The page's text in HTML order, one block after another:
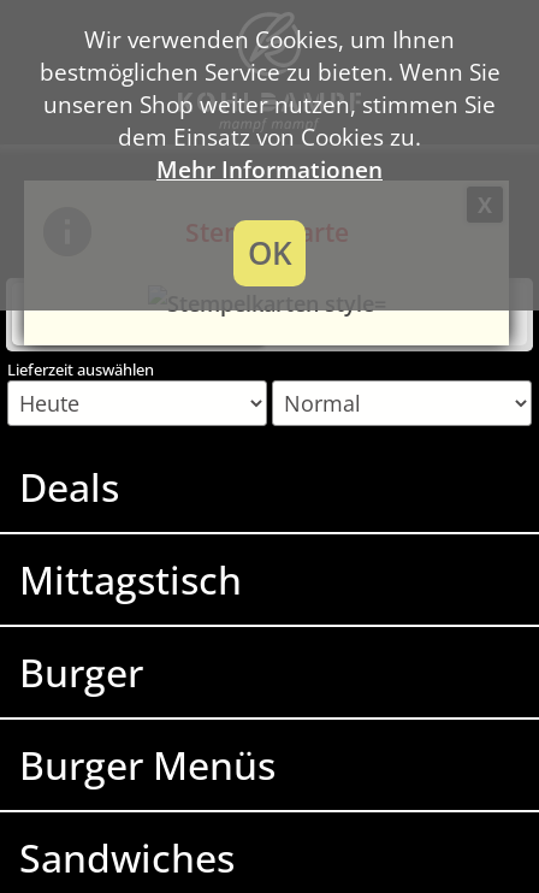
Kohldampf GmbH
Weidestr. 85, 22083 Hamburg
040/18073274
Lieferung Abholung
Lieferzeit auswählen
Deals
Mittagstisch
Burger
Burger Menüs
Sandwiches
X
Stempelkarte
Wir verwenden Cookies, um Ihnen
bestmöglichen Service zu bieten. Wenn Sie
unseren Shop weiter nutzen, stimmen Sie
dem Einsatz von Cookies zu.
Mehr Informationen
OK